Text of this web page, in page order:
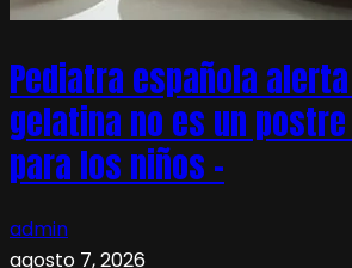
Pediatra española
gelatina no es un
para los niños –
admin
agosto 7, 2026